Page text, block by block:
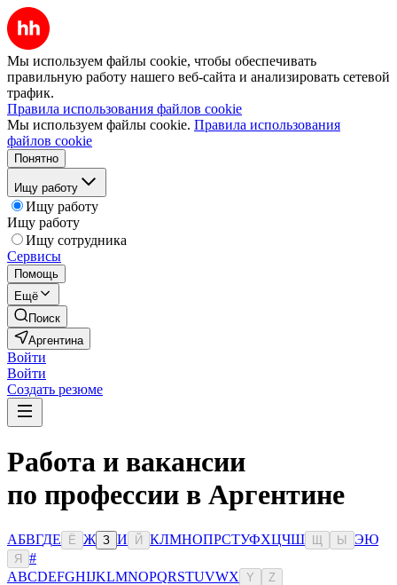
Мы используем файлы cookie, чтобы обеспечивать
правильную работу нашего веб-сайта и анализировать сетевой
трафик.
Правила использования файлов cookie
Мы используем файлы cookie. Правила использования
файлов cookie
Понятно
Ищу работу
Ищу работу
Ищу работу
Ищу сотрудника
Сервисы
Помощь
Ещё
Поиск
Аргентина
Войти
Войти
Создать резюме
Работа и вакансии
по профессии в Аргентине
АБВГДЕ Ё Ж З И Й КЛМНОПРСТУФХЦЧШ Ы ЭЮ
Я
#
ABCDEFGHIJKLMNOPQRSTUVWX Y Z